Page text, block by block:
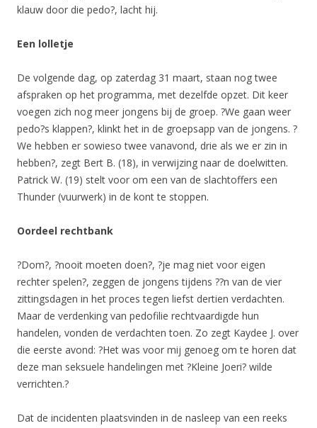
klauw door die pedo?, lacht hij.
Een lolletje
De volgende dag, op zaterdag 31 maart, staan nog twee
afspraken op het programma, met dezelfde opzet. Dit keer
voegen zich nog meer jongens bij de groep. ?We gaan weer
pedo?s klappen?, klinkt het in de groepsapp van de jongens. ?
We hebben er sowieso twee vanavond, drie als we er zin in
hebben?, zegt Bert B. (18), in verwijzing naar de doelwitten.
Patrick W. (19) stelt voor om een van de slachtoffers een
Thunder (vuurwerk) in de kont te stoppen.
Oordeel rechtbank
?Dom?, ?nooit moeten doen?, ?je mag niet voor eigen
rechter spelen?, zeggen de jongens tijdens ??n van de vier
zittingsdagen in het proces tegen liefst dertien verdachten.
Maar de verdenking van pedofilie rechtvaardigde hun
handelen, vonden de verdachten toen. Zo zegt Kaydee J. over
die eerste avond: ?Het was voor mij genoeg om te horen dat
deze man seksuele handelingen met ?Kleine Joeri? wilde
verrichten.?
Dat de incidenten plaatsvinden in de nasleep van een reeks